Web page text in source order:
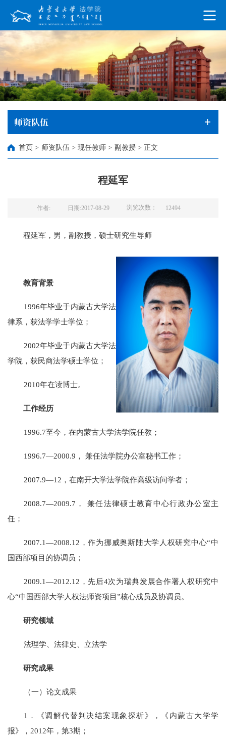
师资队伍
首页 > 师资队伍 > 现任教师 > 副教授 > 正文
程延军
作者: 日期:2017-08-29 浏览次数： 12494
程延军， 男，副教授，硕士研究生导师
教育背景
1996年毕业于内蒙古大学法
律系，获法学学士学位；
2002年毕业于内蒙古大学法
学院，获民商法学硕士学位；
2010年在读博士。
工作经历
1996.7至今，在内蒙古大学法学院任教；
1996.7—2000.9， 兼任法学院办公室秘书工作；
2007.9—12，在南开大学法学院作高级访问学者；
2008.7—2009.7， 兼任法律硕士教育中心行政办公室主
任；
2007.1—2008.12，作为挪威奥斯陆大学人权研究中心“中
国西部项目的协调员；
2009.1—2012.12，先后4次为瑞典发展合作署人权研究中
心“中国西部大学人权法师资项目”核心成员及协调员。
研究领域
法理学、法律史、立法学
研究成果
（一）论文成果
1．
《调解代替判决结案现象探析》，《内蒙古大学学
报》， 2012年，第3期；